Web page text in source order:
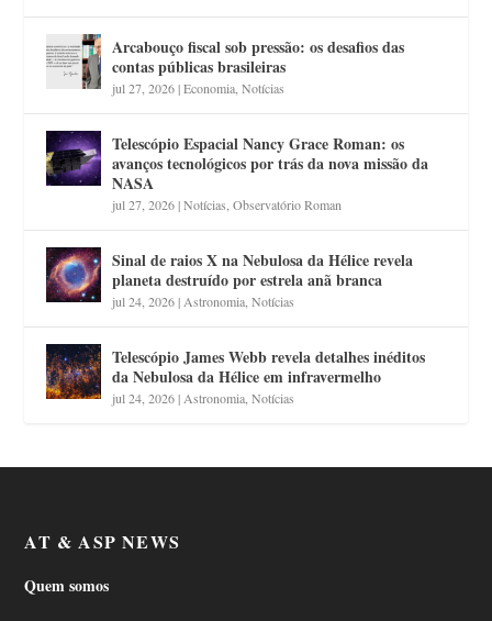
Arcabouço fiscal sob pressão: os desafios das
contas públicas brasileiras
jul 27, 2026|Economia ,Notícias
Telescópio Espacial Nancy Grace Roman: os
avanços tecnológicos por trás da nova missão da
NASA
jul 27, 2026|Notícias ,Observatório Roman
Sinal de raios X na Nebulosa da Hélice revela
planeta destruído por estrela anã branca
jul 24, 2026| Astronomia ,Notícias
Telescópio James Webb revela detalhes inéditos
da Nebulosa da Hélice em infravermelho
jul 24, 2026| Astronomia ,Notícias
AT & ASP NEWS
Quem somos